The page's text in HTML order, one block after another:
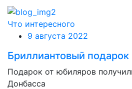
Что интересного
9 августа 2022
Бриллиантовый
Подарок от юбиляров
Донбасса